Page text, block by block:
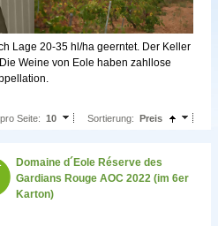
Lage 20-35 hl/ha geerntet. Der Keller
Weine von Eole haben zahllose
Sortierung: Preis
Seite: 10
Domaine d´Eole Réserve des
Gardians Rouge AOC 2022 (im 6er
Karton)